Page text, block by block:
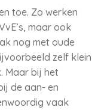
toe. Zo werken
maar ook
nog met oude
zelf klein
Maar bij het
de aan- en
vaak